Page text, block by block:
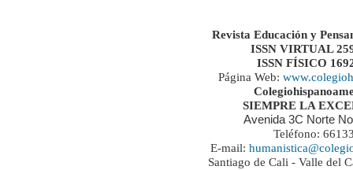
Revista Educación y
ISSN VIRTUAL
ISSN FÍSICO
Página Web:
SIEMPRE LA
Avenida 3C Norte
Teléfono:
E-mail:
Santiago de Cali - Valle del